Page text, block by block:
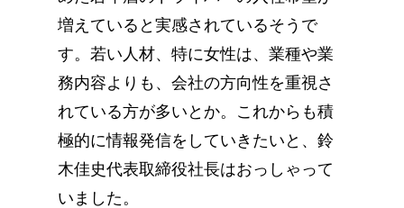
増えていると実感されているそうで
す。若い人材、特に女性は、業種や業
務内容よりも、会社の方向性を重視さ
れている方が多いとか。これからも積
極的に情報発信をしていきたいと、鈴
木佳史代表取締役社長はおっしゃって
いました。